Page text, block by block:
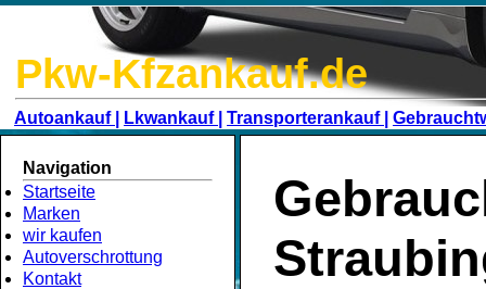
Pkw-Kfzankauf.de
Autoankauf | Lkwankauf | Transporterankauf |
Navigation
Startseite
Marken
wir kaufen
Autoverschrottung
Kontakt